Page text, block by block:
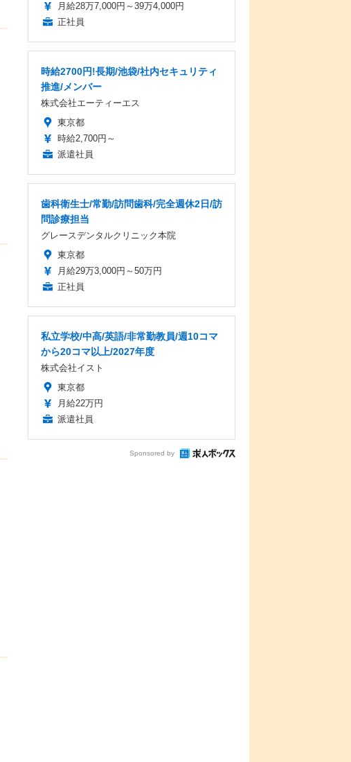
月給28万7,000円～39万4,000円
正社員
時給2700円!長期/池袋/社内セキュリティ
推進/メンバー
株式会社エーティーエス
東京都
時給2,700円～
派遣社員
歯科衛生士/常勤/訪問歯科/完全週休2日/訪
問診療担当
グレースデンタルクリニック本院
東京都
月給29万3,000円～50万円
正社員
私立学校/中高/英語/非常勤教員/週10コマ
から20コマ以上/2027年度
株式会社イスト
東京都
月給22万円
派遣社員
Sponsored by